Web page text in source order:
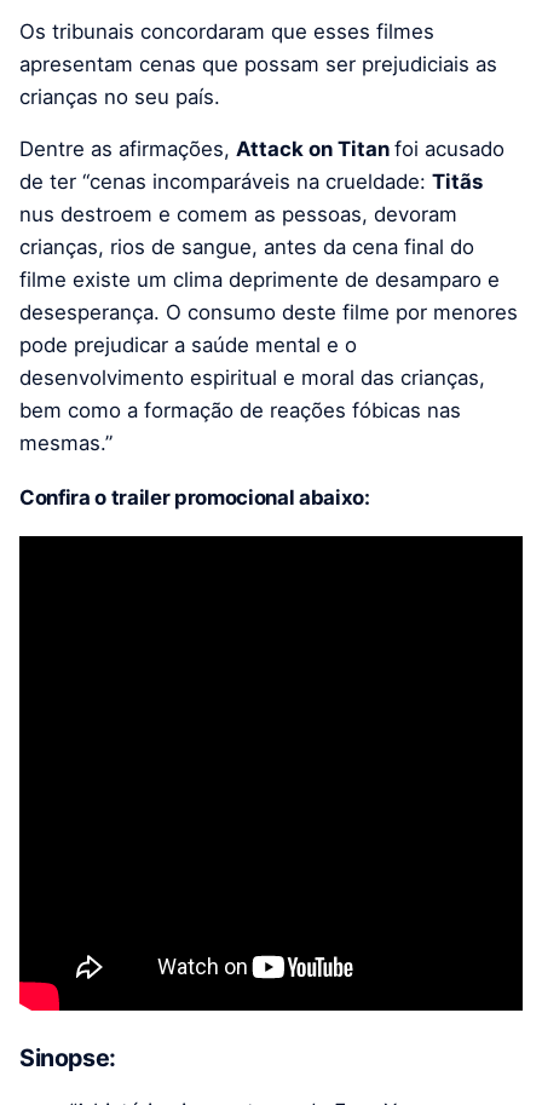
Os tribunais concordaram que esses filmes
apresentam cenas que possam ser prejudiciais as
crianças no seu país.
Dentre as afirmações, Attack on Titan foi acusado
de ter “cenas incomparáveis ​​na crueldade: Titãs
nus destroem e comem as pessoas, devoram
crianças, rios de sangue, antes da cena final do
filme existe um clima deprimente de desamparo e
desesperança. O consumo deste filme por menores
pode prejudicar a saúde mental e o
desenvolvimento espiritual e moral das crianças,
bem como a formação de reações fóbicas nas
mesmas.”
Confira o trailer promocional abaixo:
Sinopse: